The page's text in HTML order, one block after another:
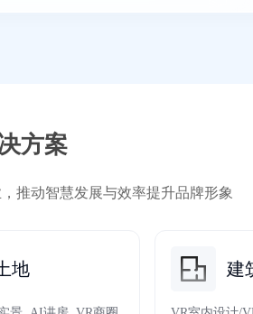
方案
推动智慧发展与效率提升品牌形象
地 建